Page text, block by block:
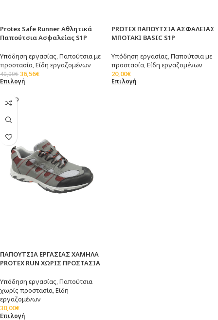
Protex Safe Runner Αθλητικά
Παπούτσια Ασφαλείας S1Ρ
Υπόδηση εργασίας Παπούτσια με
προστασία Είδη εργαζομένων
40,00€36,56€
Επιλογή
PROTEX ΠΑΠΟΥΤΣΙΑ ΑΣΦΑΛΕΙΑΣ
ΜΠΟΤΑΚΙ BASIC S1P
Υπόδηση εργασίας Παπούτσια με
προστασία Είδη εργαζομένων
20,00€
Επιλογή
SOLD
OUT
ΠΑΠΟΥΤΣΙΑ ΕΡΓΑΣΙΑΣ ΧΑΜΗΛΑ
PROTEX RUN ΧΩΡΙΣ ΠΡΟΣΤΑΣΙΑ
Υπόδηση εργασίας,Παπούτσια
χωρίς προστασία,Είδη
εργαζομένων
30,00€
Επιλογή